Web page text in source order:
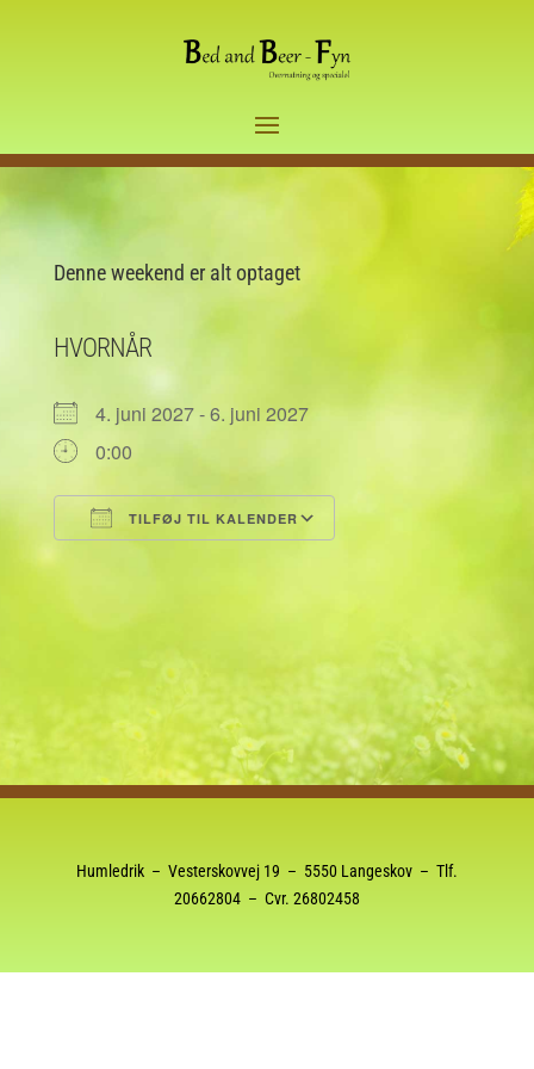
Denne weekend er alt optaget
HVORNÅR
4. juni 2027 - 6. juni 2027
0:00
TILFØJ TIL KALENDER
Humledrik – Vesterskovvej 19 – 5550 Langeskov – Tlf.
20662804– Cvr. 26802458